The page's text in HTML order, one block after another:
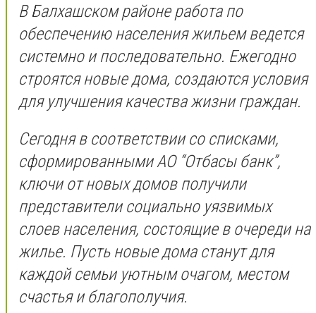
В Балхашском районе работа по
обеспечению населения жильем ведется
системно и последовательно. Ежегодно
строятся новые дома, создаются условия
для улучшения качества жизни граждан.
Сегодня в соответствии со списками,
сформированными АО “Отбасы банк”,
ключи от новых домов получили
представители социально уязвимых
слоев населения, состоящие в очереди на
жилье. Пусть новые дома станут для
каждой семьи уютным очагом, местом
счастья и благополучия.